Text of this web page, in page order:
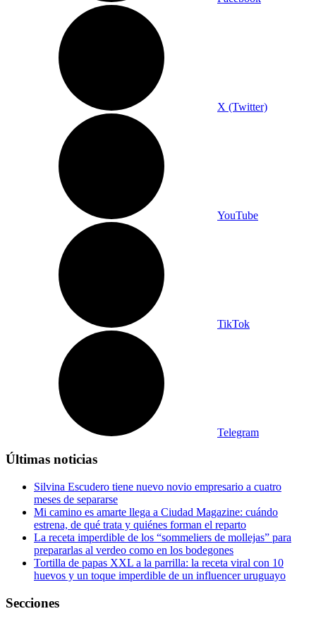
X (Twitter)
YouTube
TikTok
Telegram
Últimas noticias
Silvina Escudero tiene nuevo novio empresario a cuatro
meses de separarse
Mi camino es amarte llega a Ciudad Magazine: cuándo
estrena, de qué trata y quiénes forman el reparto
La receta imperdible de los “sommeliers de mollejas” para
prepararlas al verdeo como en los bodegones
Tortilla de papas XXL a la parrilla: la receta viral con 10
huevos y un toque imperdible de un influencer uruguayo
Secciones